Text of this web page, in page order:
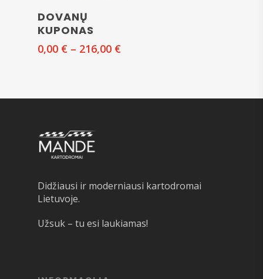
SELECT
AMOUNT
DOVANŲ
KUPONAS
0,00 € – 216,00 €Price
216,00 €
Didžiausi ir moderniausi kartodromai
Lietuvoje.
Užsuk – tu esi laukiamas!